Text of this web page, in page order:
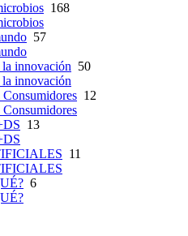
168
57
la innovación 50
la innovación
12
13
11
6